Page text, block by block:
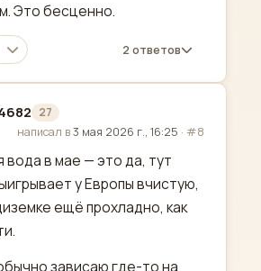
Это бесценно.
2 ответов
27
написал в3 мая 2026 г., 16:25 · #8
вода в мае — это да, тут
у Европы вчистую,
ещё прохладно, как
зависаю где-то на